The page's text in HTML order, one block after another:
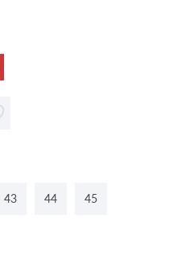
43 44 45